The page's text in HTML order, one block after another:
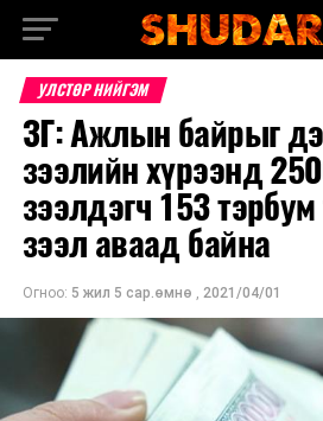
УЛСТӨР НИЙГЭМ
ЗГ: Ажлын байрыг
зээлийн хүрээнд
зээлдэгч 153 тэрбум
зээл аваад байна
Огноо: 5 жил 5 сар.өмнө , 2021/04/01